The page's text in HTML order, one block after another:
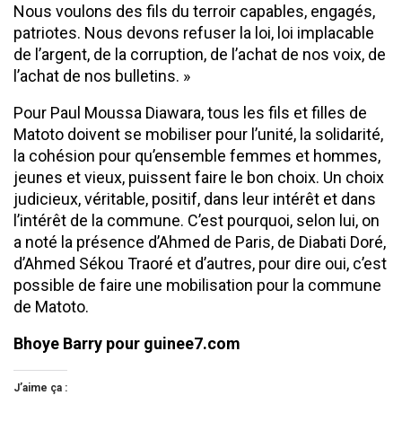
Nous voulons des fils du terroir capables, engagés,
patriotes. Nous devons refuser la loi, loi implacable
de l’argent, de la corruption, de l’achat de nos voix, de
l’achat de nos bulletins. »
Pour Paul Moussa Diawara, tous les fils et filles de
Matoto doivent se mobiliser pour l’unité, la solidarité,
la cohésion pour qu’ensemble femmes et hommes,
jeunes et vieux, puissent faire le bon choix. Un choix
judicieux, véritable, positif, dans leur intérêt et dans
l’intérêt de la commune. C’est pourquoi, selon lui, on
a noté la présence d’Ahmed de Paris, de Diabati Doré,
d’Ahmed Sékou Traoré et d’autres, pour dire oui, c’est
possible de faire une mobilisation pour la commune
de Matoto.
Bhoye Barry pour guinee7.com
J’aime ça :